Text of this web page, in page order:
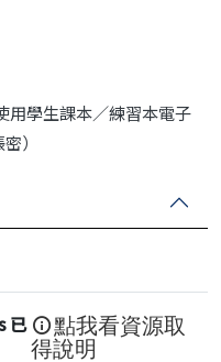
用學生課本／練習本電子
）
已
點我看資源取
得說明